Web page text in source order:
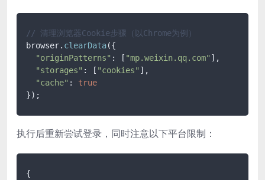
// 清理浏览器Cookie步骤（以Chrome为例）
browser. clearData({
"originPatterns" : [ "mp.weixin.qq.com" ],
"storages" : [ "cookies" ],
"cache" : true
});
执行后重新尝试登录，同时注意以下平台限制：
{